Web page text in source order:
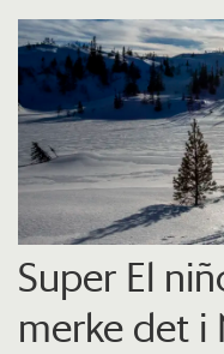
Super El
merke det i